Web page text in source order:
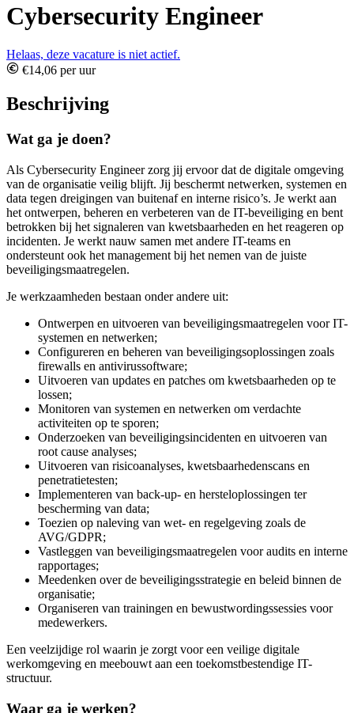
Cybersecurity Engineer
Helaas, deze vacature is niet actief.
€14,06 per uur
Beschrijving
Wat ga je doen?
Als Cybersecurity Engineer zorg jij ervoor dat de digitale omgeving
van de organisatie veilig blijft. Jij beschermt netwerken, systemen en
data tegen dreigingen van buitenaf en interne risico’s. Je werkt aan
het ontwerpen, beheren en verbeteren van de IT-beveiliging en bent
betrokken bij het signaleren van kwetsbaarheden en het reageren op
incidenten. Je werkt nauw samen met andere IT-teams en
ondersteunt ook het management bij het nemen van de juiste
beveiligingsmaatregelen.
Je werkzaamheden bestaan onder andere uit:
Ontwerpen en uitvoeren van beveiligingsmaatregelen voor IT-
systemen en netwerken;
Configureren en beheren van beveiligingsoplossingen zoals
firewalls en antivirussoftware;
Uitvoeren van updates en patches om kwetsbaarheden op te
lossen;
Monitoren van systemen en netwerken om verdachte
activiteiten op te sporen;
Onderzoeken van beveiligingsincidenten en uitvoeren van
root cause analyses;
Uitvoeren van risicoanalyses, kwetsbaarhedenscans en
penetratietesten;
Implementeren van back-up- en hersteloplossingen ter
bescherming van data;
Toezien op naleving van wet- en regelgeving zoals de
AVG/GDPR;
Vastleggen van beveiligingsmaatregelen voor audits en interne
rapportages;
Meedenken over de beveiligingsstrategie en beleid binnen de
organisatie;
Organiseren van trainingen en bewustwordingssessies voor
medewerkers.
Een veelzijdige rol waarin je zorgt voor een veilige digitale
werkomgeving en meebouwt aan een toekomstbestendige IT-
structuur.
Waar ga je werken?